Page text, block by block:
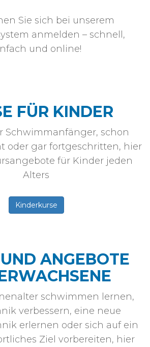
Sie sich bei unserem
anmelden – schnell,
und online!
FÜR KINDER
Schwimmanfänger, schon
oder gar fortgeschritten, hier
für Kinder jeden
Alters
Kinderkurse
ANGEBOTE
schwimmen lernen,
verbessern, eine neue
erlernen oder sich auf ein
Ziel vorbereiten, hier